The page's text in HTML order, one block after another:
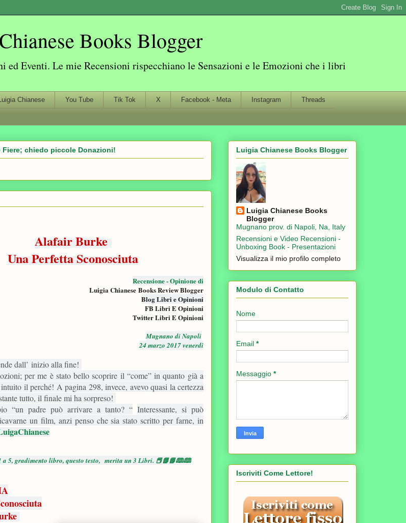
Books Blogger
ed Eventi. Le mie Recensioni rispecchiano le Sensazioni e le Emozioni che i libri
Chianese You Tube Tik Tok X Facebook - Meta Instagram Threads
chiedo piccole Donazioni!
Alafair Burke
Una Perfetta Sconosciuta
Recensione - Opinione di
Luigia Chianese Books Review Blogger
Blog Libri e Opinioni
FB Libri E Opinioni
Twitter Libri E Opinioni
Mugnano di Napoli
24 marzo 2017 venerdì
dall’ inizio alla fine!
per me è stato bello scoprire il “come” in quanto già a
il perché! A pagina 298, invece, avevo quasi la certezza
tutto, il finale mi ha sorpreso!
“un padre può arrivare a tanto? “ Interessante, si può
un film, anzi penso che sia stato scritto per farne, in
5, gradimento libro, questo testo, merita un 3 Libri. 📕📗📘🕮🕮
Luigia Chianese Books Blogger
Luigia Chianese Books
Blogger
Mugnano prov. di Napoli, Na, Italy
Recensioni e Video Recensioni -
Unboxing Book - Presentazioni
Visualizza il mio profilo completo
Modulo di Contatto
Nome
Email *
Messaggio *
Iscriviti Come Lettore!